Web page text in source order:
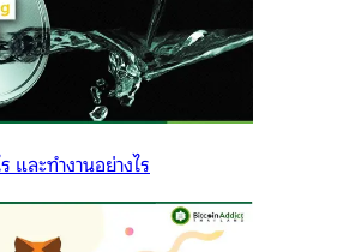
และทำงานอย่างไร